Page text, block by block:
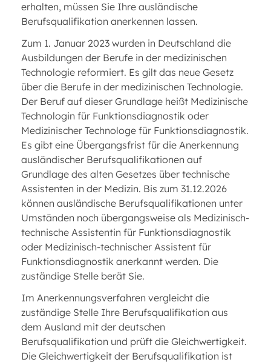
erhalten, müssen Sie Ihre ausländische
Berufsqualifikation anerkennen lassen.
Zum 1. Januar 2023 wurden in Deutschland die
Ausbildungen der Berufe in der medizinischen
Technologie reformiert. Es gilt das neue Gesetz
über die Berufe in der medizinischen Technologie.
Der Beruf auf dieser Grundlage heißt Medizinische
Technologin für Funktionsdiagnostik oder
Medizinischer Technologe für Funktionsdiagnostik.
Es gibt eine Übergangsfrist für die Anerkennung
ausländischer Berufsqualifikationen auf
Grundlage des alten Gesetzes über technische
Assistenten in der Medizin. Bis zum 31.12.2026
können ausländische Berufsqualifikationen unter
Umständen noch übergangsweise als Medizinisch-
technische Assistentin für Funktionsdiagnostik
oder Medizinisch-technischer Assistent für
Funktionsdiagnostik anerkannt werden. Die
zuständige Stelle berät Sie.
Im Anerkennungsverfahren vergleicht die
zuständige Stelle Ihre Berufsqualifikation aus
dem Ausland mit der deutschen
Berufsqualifikation und prüft die Gleichwertigkeit.
Die Gleichwertigkeit der Berufsqualifikation ist